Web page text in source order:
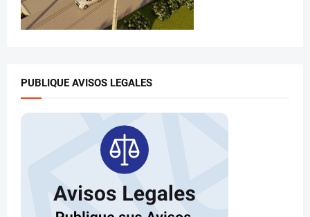
PUBLIQUE AVISOS LEGALES